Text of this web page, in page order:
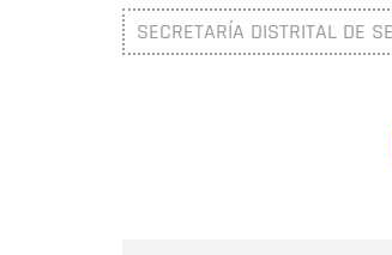
SECRETARÍA DISTRITAL DE